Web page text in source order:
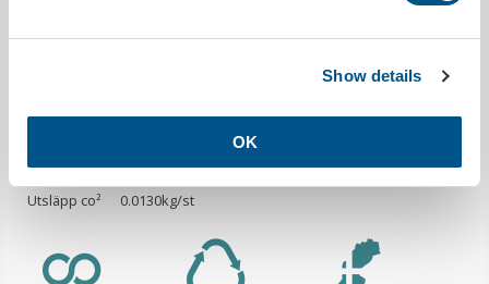
Show details
OK
Utsläpp co² 0.0130kg/st